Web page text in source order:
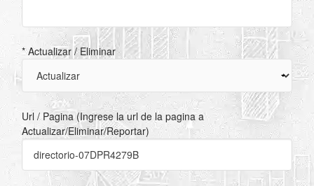
* Actualizar / Eliminar
Url / Pagina (Ingrese la url de la pagina a
Actualizar/Eliminar/Reportar)